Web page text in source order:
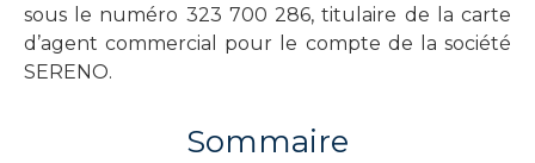
sous le numéro 323 700 286, titulaire de la carte
d’agent commercial pour le compte de la société
SERENO.
Sommaire